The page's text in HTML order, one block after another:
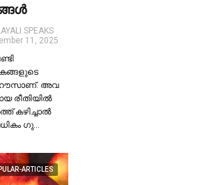
SPEAKS
11, 2025
അവ
രീതിയില്‍
കഴിച്ചാല്‍
ഗു…
ARTICLES